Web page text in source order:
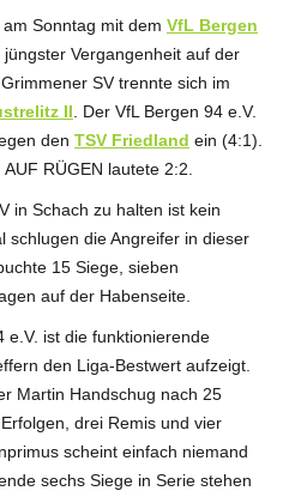
Sonntag mit dem VfL Bergen
Vergangenheit auf der
SV trennte sich im
II . Der VfL Bergen 94 e.V.
den TSV Friedland ein (4:1).
RÜGEN lautete 2:2.
in Schach zu halten ist kein
schlugen die Angreifer in dieser
15 Siege, sieben
auf der Habenseite.
e.V. ist die funktionierende
den Liga-Bestwert aufzeigt.
Martin Handschug nach 25
drei Remis und vier
scheint einfach niemand
sechs Siege in Serie stehen